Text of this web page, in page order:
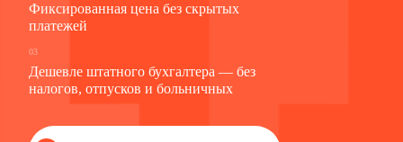
Фиксированная цена без скрытых
платежей
03
Дешевле штатного бухгалтера — без
налогов, отпусков и больничных